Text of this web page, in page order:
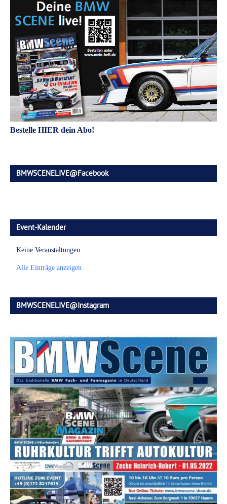
Bestelle HIER dein Abo!
BMWSCENELIVE@Facebook
Event-Kalender
Keine Veranstaltungen
Alle Einträge anzeigen
BMWSCENELIVE@Instagram